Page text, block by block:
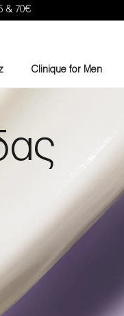
& 70€
Clinique for Men